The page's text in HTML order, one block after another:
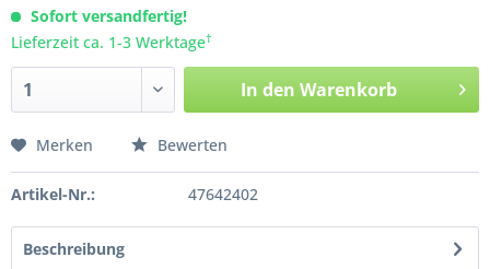
Sofort versandfertig!
Lieferzeit ca. 1-3 Werktage†
In den Warenkorb
Merken Bewerten
Artikel-Nr.: 47642402
Beschreibung